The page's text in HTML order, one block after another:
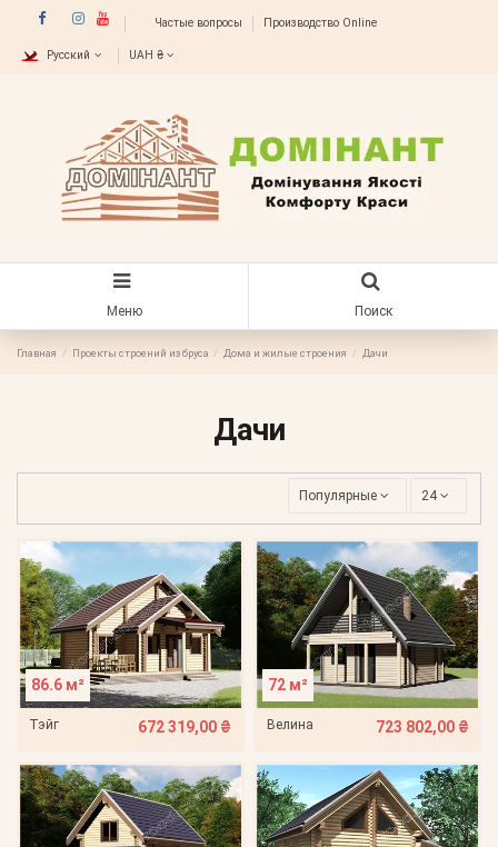
Частые вопросы Производство Online
Русский UAH ₴
Меню Поиск
Главная Проекты строений из бруса Дома и жилые строения Дачи
Дачи
Популярные 24
86.6 м²
Тэйг 672 319,00 ₴
72 м²
Велина 723 802,00 ₴